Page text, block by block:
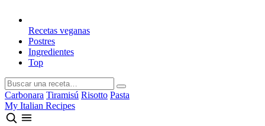
Recetas veganas
Postres
Ingredientes
Top
Carbonara Tiramisú Risotto Pasta
My Italian Recipes